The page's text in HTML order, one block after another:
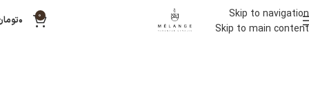
Skip to navigation
Skip to main content
0 ۰